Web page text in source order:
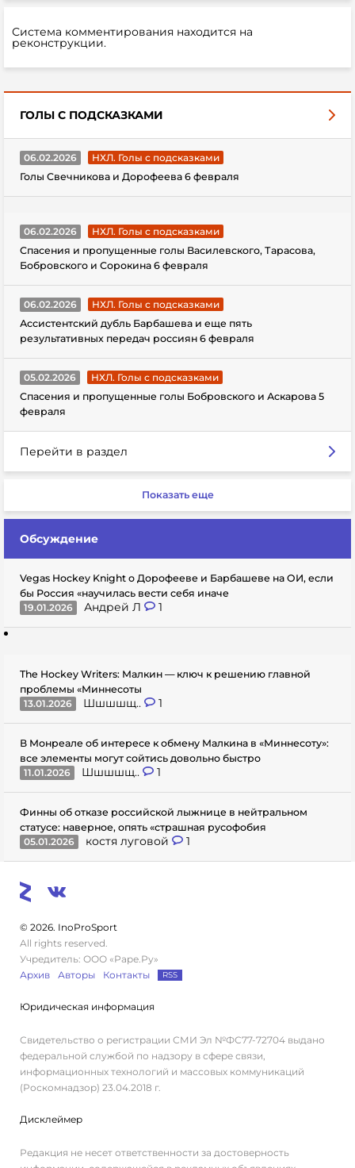
Система комментирования находится на
реконструкции.
ГОЛЫ С ПОДСКАЗКАМИ
06.02.2026
НХЛ. Голы с подсказками
Голы Свечникова и Дорофеева 6 февраля
06.02.2026
НХЛ. Голы с подсказками
Спасения и пропущенные голы Василевского, Тарасова,
Бобровского и Сорокина 6 февраля
06.02.2026
НХЛ. Голы с подсказками
Ассистентский дубль Барбашева и еще пять
результативных передач россиян 6 февраля
05.02.2026
НХЛ. Голы с подсказками
Спасения и пропущенные голы Бобровского и Аскарова 5
февраля
Перейти в раздел
Показать еще
Обсуждение
Vegas Hockey Knight о Дорофееве и Барбашеве на ОИ, если
бы Россия «научилась вести себя иначе
19.01.2026
Андрей Л 1
The Hockey Writers: Малкин — ключ к решению главной
проблемы «Миннесоты
13.01.2026
Шшшшщ.. 1
В Монреале об интересе к обмену Малкина в «Миннесоту»:
все элементы могут сойтись довольно быстро
11.01.2026
Шшшшщ.. 1
Финны об отказе российской лыжнице в нейтральном
статусе: наверное, опять «страшная русофобия
05.01.2026
костя луговой 1
© 2026. InoProSport
All rights reserved.
Учредитель: ООО «Раре.Ру»
Архив
Авторы Контакты RSS
Юридическая информация
Свидетельство о регистрации СМИ Эл №ФС77-72704 выдано
федеральной службой по надзору в сфере связи,
информационных технологий и массовых коммуникаций
(Роскомнадзор) 23.04.2018 г.
Дисклеймер
Редакция не несет ответственности за достоверность